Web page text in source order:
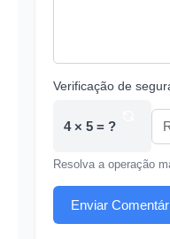
Verificação de
4 × 5 = ?
Resolva a operação
Enviar